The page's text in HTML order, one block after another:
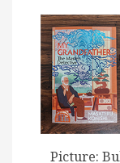
Picture: